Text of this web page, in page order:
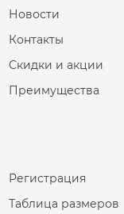
Новости
Контакты
Скидки и акции
Преимущества
Регистрация
Таблица размеров